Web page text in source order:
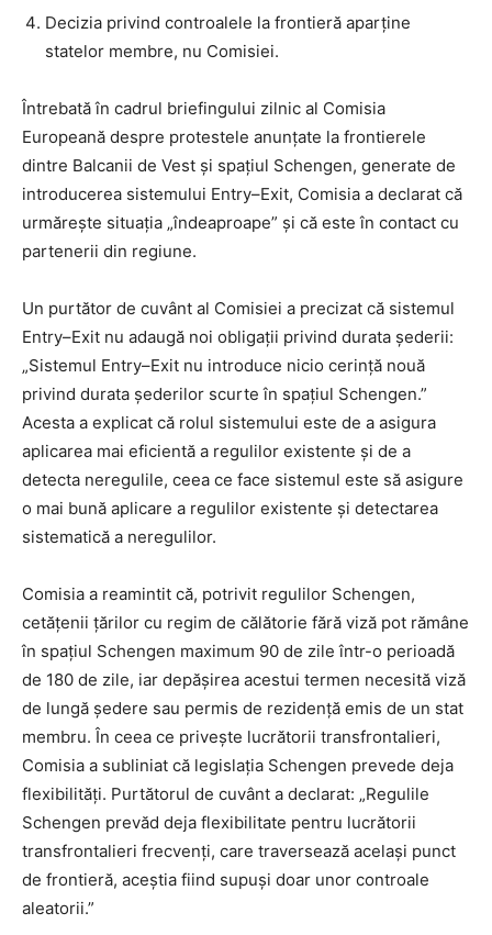
Decizia privind controalele la frontieră aparține
statelor membre, nu Comisiei.
Întrebată în cadrul briefingului zilnic al Comisia
Europeană despre protestele anunțate la frontierele
dintre Balcanii de Vest și spațiul Schengen, generate de
introducerea sistemului Entry–Exit, Comisia a declarat că
urmărește situația „îndeaproape” și că este în contact cu
partenerii din regiune.
Un purtător de cuvânt al Comisiei a precizat că sistemul
Entry–Exit nu adaugă noi obligații privind durata șederii:
„Sistemul Entry–Exit nu introduce nicio cerință nouă
privind durata șederilor scurte în spațiul Schengen.”
Acesta a explicat că rolul sistemului este de a asigura
aplicarea mai eficientă a regulilor existente și de a
detecta neregulile, ceea ce face sistemul este să asigure
o mai bună aplicare a regulilor existente și detectarea
sistematică a neregulilor.
Comisia a reamintit că, potrivit regulilor Schengen,
cetățenii țărilor cu regim de călătorie fără viză pot rămâne
în spațiul Schengen maximum 90 de zile într-o perioadă
de 180 de zile, iar depășirea acestui termen necesită viză
de lungă ședere sau permis de rezidență emis de un stat
membru. În ceea ce privește lucrătorii transfrontalieri,
Comisia a subliniat că legislația Schengen prevede deja
flexibilități. Purtătorul de cuvânt a declarat: „Regulile
Schengen prevăd deja flexibilitate pentru lucrătorii
transfrontalieri frecvenți, care traversează același punct
de frontieră, aceștia fiind supuși doar unor controale
aleatorii.”